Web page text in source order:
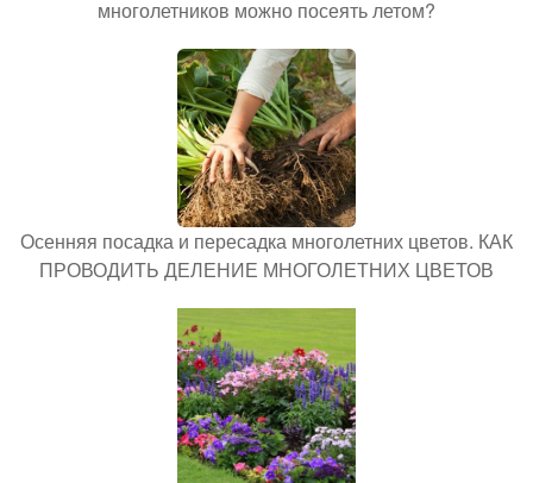
многолетников можно посеять летом?
Осенняя посадка и пересадка многолетних цветов. КАК
ПРОВОДИТЬ ДЕЛЕНИЕ МНОГОЛЕТНИХ ЦВЕТОВ